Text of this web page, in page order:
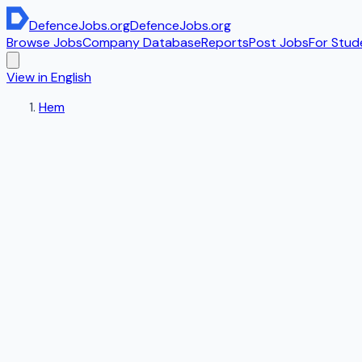
DefenceJobs.orgDefenceJobs.org
Browse JobsCompany DatabaseReportsPost JobsFor
View in English
Hem